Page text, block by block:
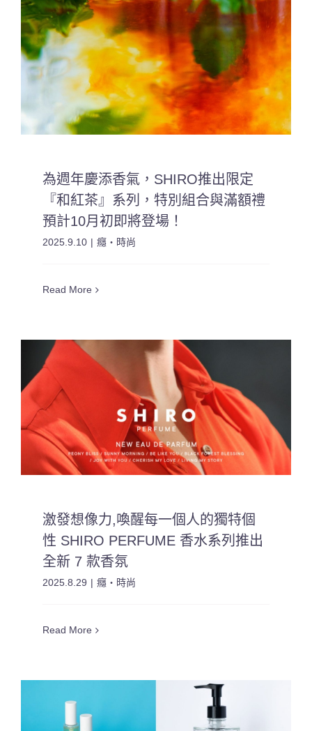
為週年慶添香氣，SHIRO推出限定
『和紅茶』系列，特別組合與滿額禮
預計10月初即將登場！
2025.9.10 | 癮・時尚
Read More
激發想像力,喚醒每一個人的獨特個
性 SHIRO PERFUME 香水系列推出
全新 7 款香氛
2025.8.29 | 癮・時尚
Read More